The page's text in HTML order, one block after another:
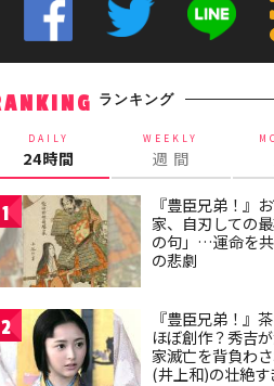
ランキング
DAILY
24時間
WEEKLY
週 間
1
『豊臣兄弟！』
家、自刃しての
の句」…運命を
の悲劇
2
『豊臣兄弟！』
ほぼ創作？秀吉
家滅亡を背負わ
(井上和)の壮絶